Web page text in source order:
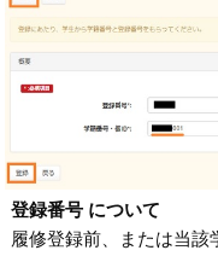
登録番号 について
履修登録前、または当